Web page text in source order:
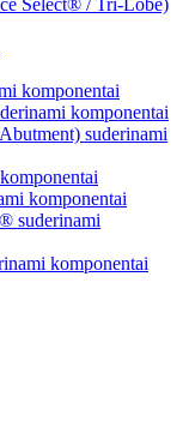
Select® / Tri-Lobe)
komponentai
komponentai
suderinami
komponentai
suderinami
komponentai